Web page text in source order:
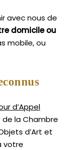
avec nous de
domicile ou
mobile, ou
d’Appel
de laChambre
d’Art et
votre